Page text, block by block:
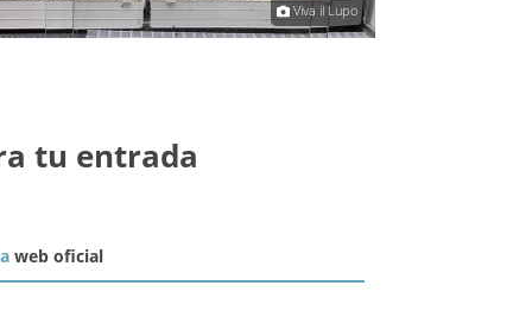
Viva il Lupo
tu entrada
web oficial